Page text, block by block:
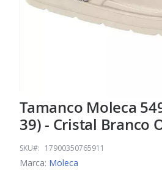
Saltar
para
o
início
da
Tamanco Moleca
39) - Cristal Branco
SKU 17900350765911
Marca: Moleca